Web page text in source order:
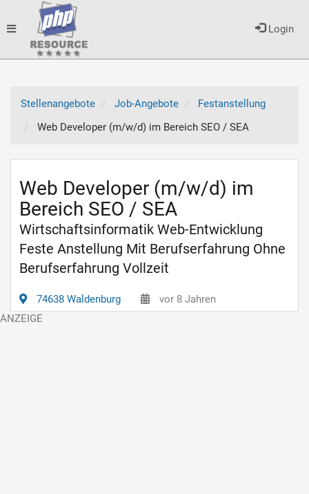
Login
Toggle
Stellenangebote
Job-Angebote
Festanstellung
Web Developer (m/w/d) im Bereich SEO / SEA
Web Developer (m/w/d) im
Bereich SEO / SEA
Wirtschaftsinformatik Web-Entwicklung
Feste Anstellung Mit Berufserfahrung Ohne
Berufserfahrung Vollzeit
74638 Waldenburg vor 8 Jahren